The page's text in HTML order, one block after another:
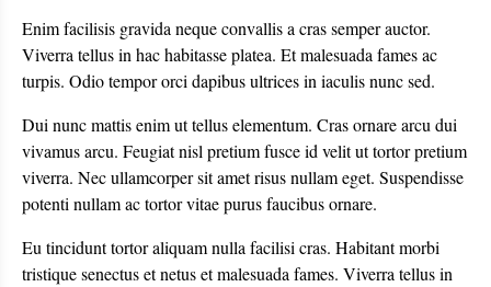
Enim facilisis gravida neque convallis a cras semper auctor.
Viverra tellus in hac habitasse platea. Et malesuada fames ac
turpis. Odio tempor orci dapibus ultrices in iaculis nunc sed.
Dui nunc mattis enim ut tellus elementum. Cras ornare arcu dui
vivamus arcu. Feugiat nisl pretium fusce id velit ut tortor pretium
viverra. Nec ullamcorper sit amet risus nullam eget. Suspendisse
potenti nullam ac tortor vitae purus faucibus ornare.
Eu tincidunt tortor aliquam nulla facilisi cras. Habitant morbi
tristique senectus et netus et malesuada fames. Viverra tellus in